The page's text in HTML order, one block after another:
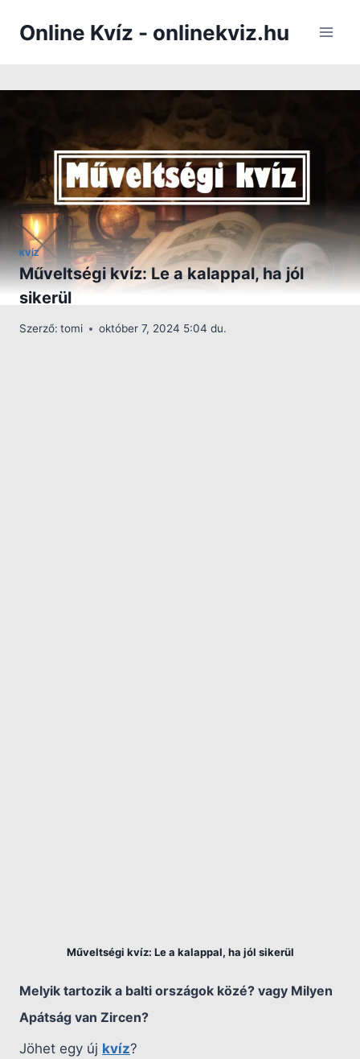
Online Kvíz - onlinekviz.hu
KVÍZ
Műveltségi kvíz: Le a kalappal, ha jól
sikerül
Szerző: tomi október 7, 2024 5:04 du.
Műveltségi kvíz: Le a kalappal, ha jól sikerül
Melyik tartozik a balti országok közé? vagy Milyen
Apátság van Zircen?
Jöhet egy új kvíz?